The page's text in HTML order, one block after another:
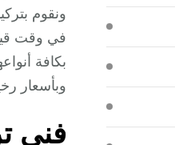
ونقوم
في وقت
بكافة
وبأسعار
فني